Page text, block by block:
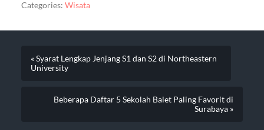
Categories: Wisata
« Syarat Lengkap Jenjang S1 dan S2 di Northeastern
University
Beberapa Daftar 5 Sekolah Balet Paling Favorit di
Surabaya »